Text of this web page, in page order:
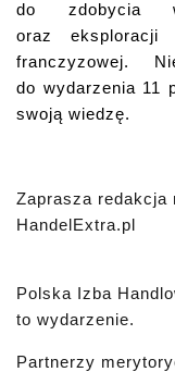
do zdobycia
oraz eksploracji
franczyzowej.
do wydarzenia 11
swoją wiedzę.
Zaprasza redakcja
HandelExtra.pl
Polska Izba
to wydarzenie.
Partnerzy